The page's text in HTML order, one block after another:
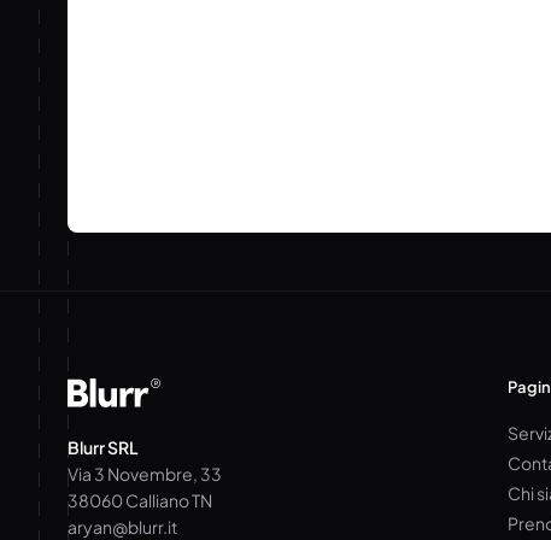
Blurr SRL
Via 3 Novembre, 33
38060 Calliano TN
aryan@blurr.it
Chi